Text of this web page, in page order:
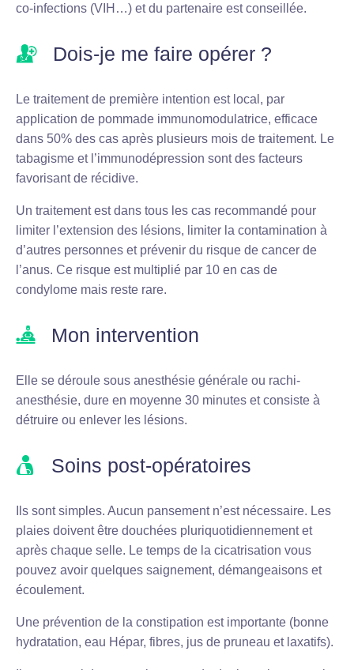
co-infections (VIH…) et du partenaire est conseillée.
Dois-je me faire opérer ?
Le traitement de première intention est local, par
application de pommade immunomodulatrice, efficace
dans 50% des cas après plusieurs mois de traitement. Le
tabagisme et l’immunodépression sont des facteurs
favorisant de récidive.
Un traitement est dans tous les cas recommandé pour
limiter l’extension des lésions, limiter la contamination à
d’autres personnes et prévenir du risque de cancer de
l’anus. Ce risque est multiplié par 10 en cas de
condylome mais reste rare.
Mon intervention
Elle se déroule sous anesthésie générale ou rachi-
anesthésie, dure en moyenne 30 minutes et consiste à
détruire ou enlever les lésions.
Soins post-opératoires
Ils sont simples. Aucun pansement n’est nécessaire. Les
plaies doivent être douchées pluriquotidiennement et
après chaque selle. Le temps de la cicatrisation vous
pouvez avoir quelques saignement, démangeaisons et
écoulement.
Une prévention de la constipation est importante (bonne
hydratation, eau Hépar, fibres, jus de pruneau et laxatifs).